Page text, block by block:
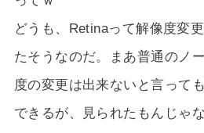
どうも、Retinaって解像度変
たそうなのだ。まあ普通のノ
度の変更は出来ないと言って
できるが、見られたもんじゃな